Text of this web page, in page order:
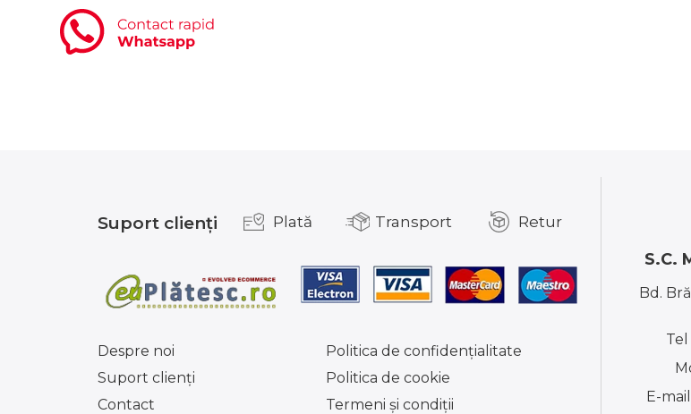
Suport clienți Plată Transport Retur
Despre noi
Suport clienţi
Contact
Politica de confidențialitate
Politica de cookie
Termeni şi condiţii
S.C.
Bd.
Tel
E-